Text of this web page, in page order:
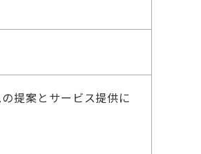
提案とサービス提供に